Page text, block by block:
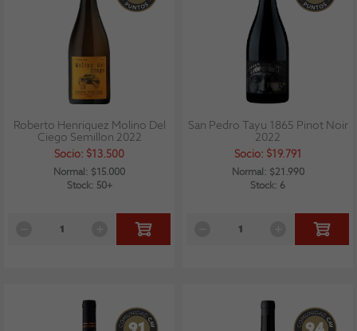
Roberto Henriquez Molino Del
Ciego Semillon 2022
Socio: $13.500
Normal: $15.000
Stock: 50+
San Pedro Tayu 1865 Pinot Noir
2022
Socio: $19.791
Normal: $21.990
Stock: 6